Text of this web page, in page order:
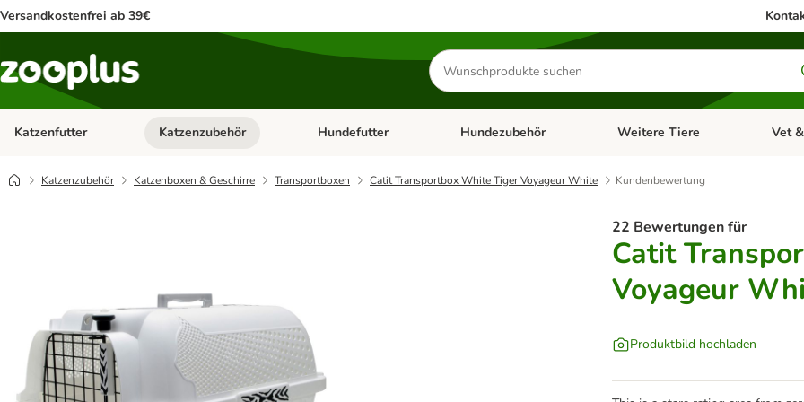
Versandkostenfrei ab 39€
Produkte
suchen
Katzenfutter Kategorie-Menü öffnen: Katzenfutter
Katzenzubehör Kategorie-Menü öffnen: Katzenzubehör
Hundefutter Kategorie-Menü öffnen: Hundefutter
Hundezubehör Kategorie-Menü öffnen:
Weitere Tiere Vet
Katzenzubehör Katzenboxen & Geschirre Transportboxen Catit Transportbox White Tiger Voyageur White Kundenbewertung
22 Bewertungen für
Catit
Voyageur
Produktbild hochladen